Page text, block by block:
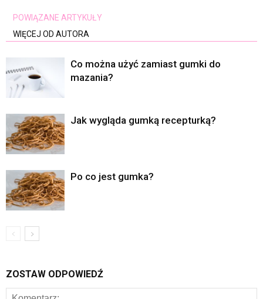
POWIĄZANE ARTYKUŁY
WIĘCEJ OD AUTORA
Co można użyć zamiast gumki do
mazania?
Jak wygląda gumką recepturką?
Po co jest gumka?
ZOSTAW ODPOWIEDŹ